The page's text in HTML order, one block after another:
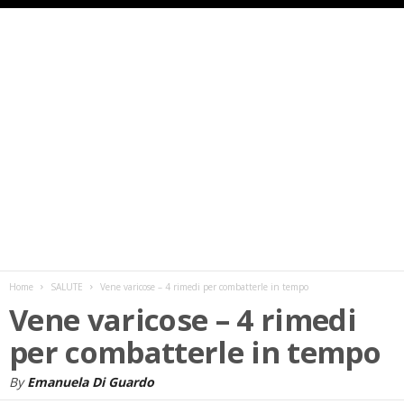
i
Home SALUTE Vene varicose – 4 rimedi per combatterle in tempo
Vene varicose – 4 rimedi
per combatterle in tempo
By Emanuela Di Guardo